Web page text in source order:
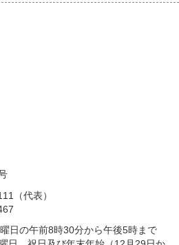
（代表）
日の午前8時30分から午後5時まで